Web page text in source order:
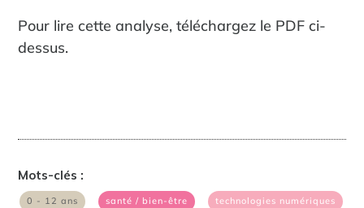
Pour lire cette analyse, téléchargez le PDF ci-
dessus.
Mots-clés :
0 - 12 ans santé / bien-être technologies numériques